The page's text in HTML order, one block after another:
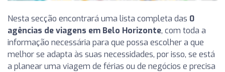
Nesta secção encontrará uma lista completa das 0
agências de viagens em Belo Horizonte, com toda a
informação necessária para que possa escolher a que
melhor se adapta às suas necessidades, por isso, se está
a planear uma viagem de férias ou de negócios e precisa